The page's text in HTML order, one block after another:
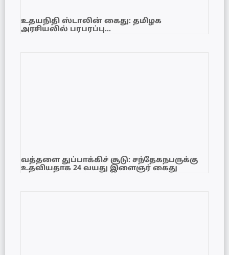
உதயநிதி ஸ்டாலின் கைது: தமிழக
அரசியலில் பரபரப்பு…
வத்தளை துப்பாக்கிச் சூடு: சந்தேகநபருக்கு
உதவியதாக 24 வயது இளைஞர் கைது